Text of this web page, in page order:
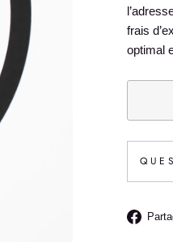
frais
optimal